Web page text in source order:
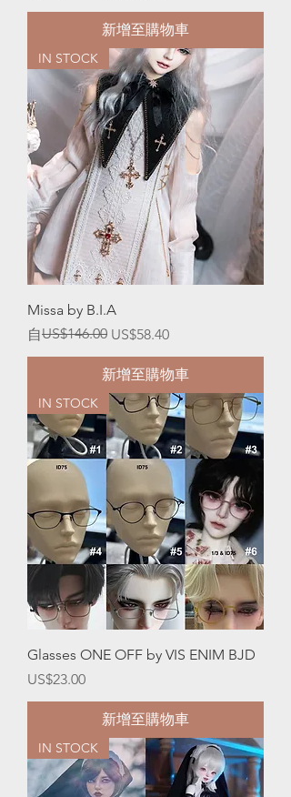
新增至購物車
IN STOCK
Missa by B.I.A
自
一般價格
US$146.00 US$58.40
促銷價格
新增至購物車
IN STOCK
Glasses ONE OFF by VIS ENIM BJD
價格
US$23.00
新增至購物車
IN STOCK